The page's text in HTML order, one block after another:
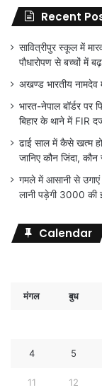
Recent
सावित्रीपुर स्कूल में
पौधारोपण से बच्चों में
अखण्ड भारतीय नामदेव
भारत-नेपाल बॉर्डर पर
बिहार के थाने में FIR
ढाई साल में कैसे खत्म
जानिए कौन जिंदा,
गमले में आसानी से उगाएं
लानी पड़ेगी 3000 की
Calendar
मंगल बुध
4 5
11 12